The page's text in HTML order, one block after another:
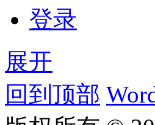
登录
展开
回到顶部